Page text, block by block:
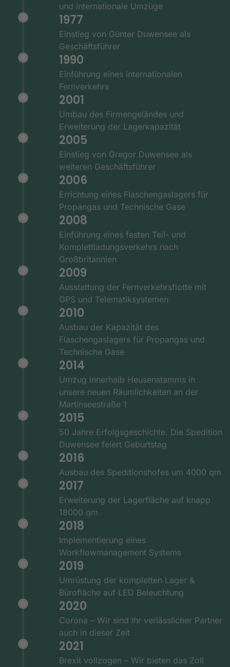
und internationale Umzüge
1977
Einstieg von Günter Duwensee als
Geschäftsführer
1990
Einführung eines internationalen
Fernverkehrs
2001
Umbau des Firmengeländes und
Erweiterung der Lagerkapazität
2005
Einstieg von Gregor Duwensee als
weiteren Geschäftsführer
2006
Errichtung eines Flaschengaslagers für
Propangas und Technische Gase
2008
Einführung eines festen Teil- und
Komplettladungsverkehrs nach
Großbritannien
2009
Ausstattung der Fernverkehrsflotte mit
GPS und Telematiksystemen
2010
Ausbau der Kapazität des
Flaschengaslagers für Propangas und
Technische Gase
2014
Umzug innerhalb Heusenstamms in
unsere neuen Räumlichkeiten an der
Martinseestraße 1
2015
50 Jahre Erfolgsgeschichte. Die Spedition
Duwensee feiert Geburtstag
2016
Ausbau des Speditionshofes um 4000 qm
2017
Erweiterung der Lagerfläche auf knapp
18000 qm
2018
Implementierung eines
Workflowmanagement Systems
2019
Umrüstung der kompletten Lager &
Bürofläche auf LED Beleuchtung
2020
Corona – Wir sind Ihr verlässlicher Partner
auch in dieser Zeit
2021
Brexit vollzogen – Wir bieten das Zoll